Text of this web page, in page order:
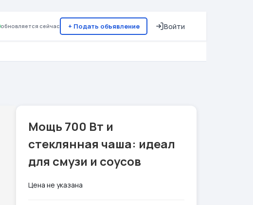
обновляется сейчас + Подать объявление Войти
Мощь 700 Вт и
стеклянная чаша: идеал
для смузи и соусов
Цена не указана